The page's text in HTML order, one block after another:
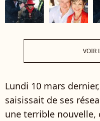
VOIR
Lundi 10 mars dernier,
saisissait de ses
une terrible nouvelle,